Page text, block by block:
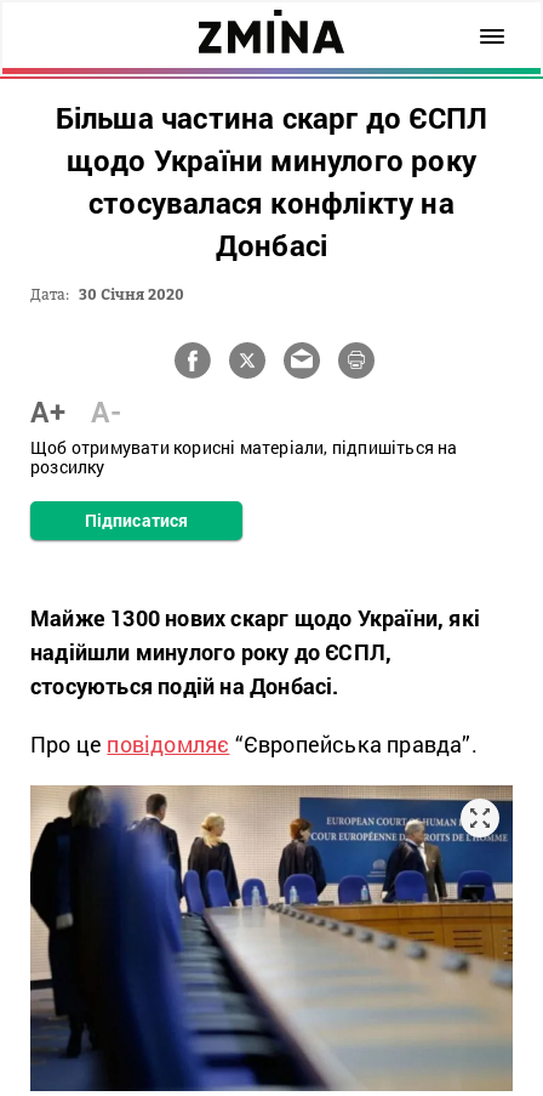
Більша частина скарг до ЄСПЛ
щодо України минулого року
стосувалася конфлікту на
Донбасі
Дата: 30 Січня 2020
A+ A-
Щоб отримувати корисні матеріали, підпишіться на
розсилку
Підписатися
Майже 1300 нових скарг щодо України, які
надійшли минулого року до ЄСПЛ,
стосуються подій на Донбасі.
Про це повідомляє “Європейська правда”.